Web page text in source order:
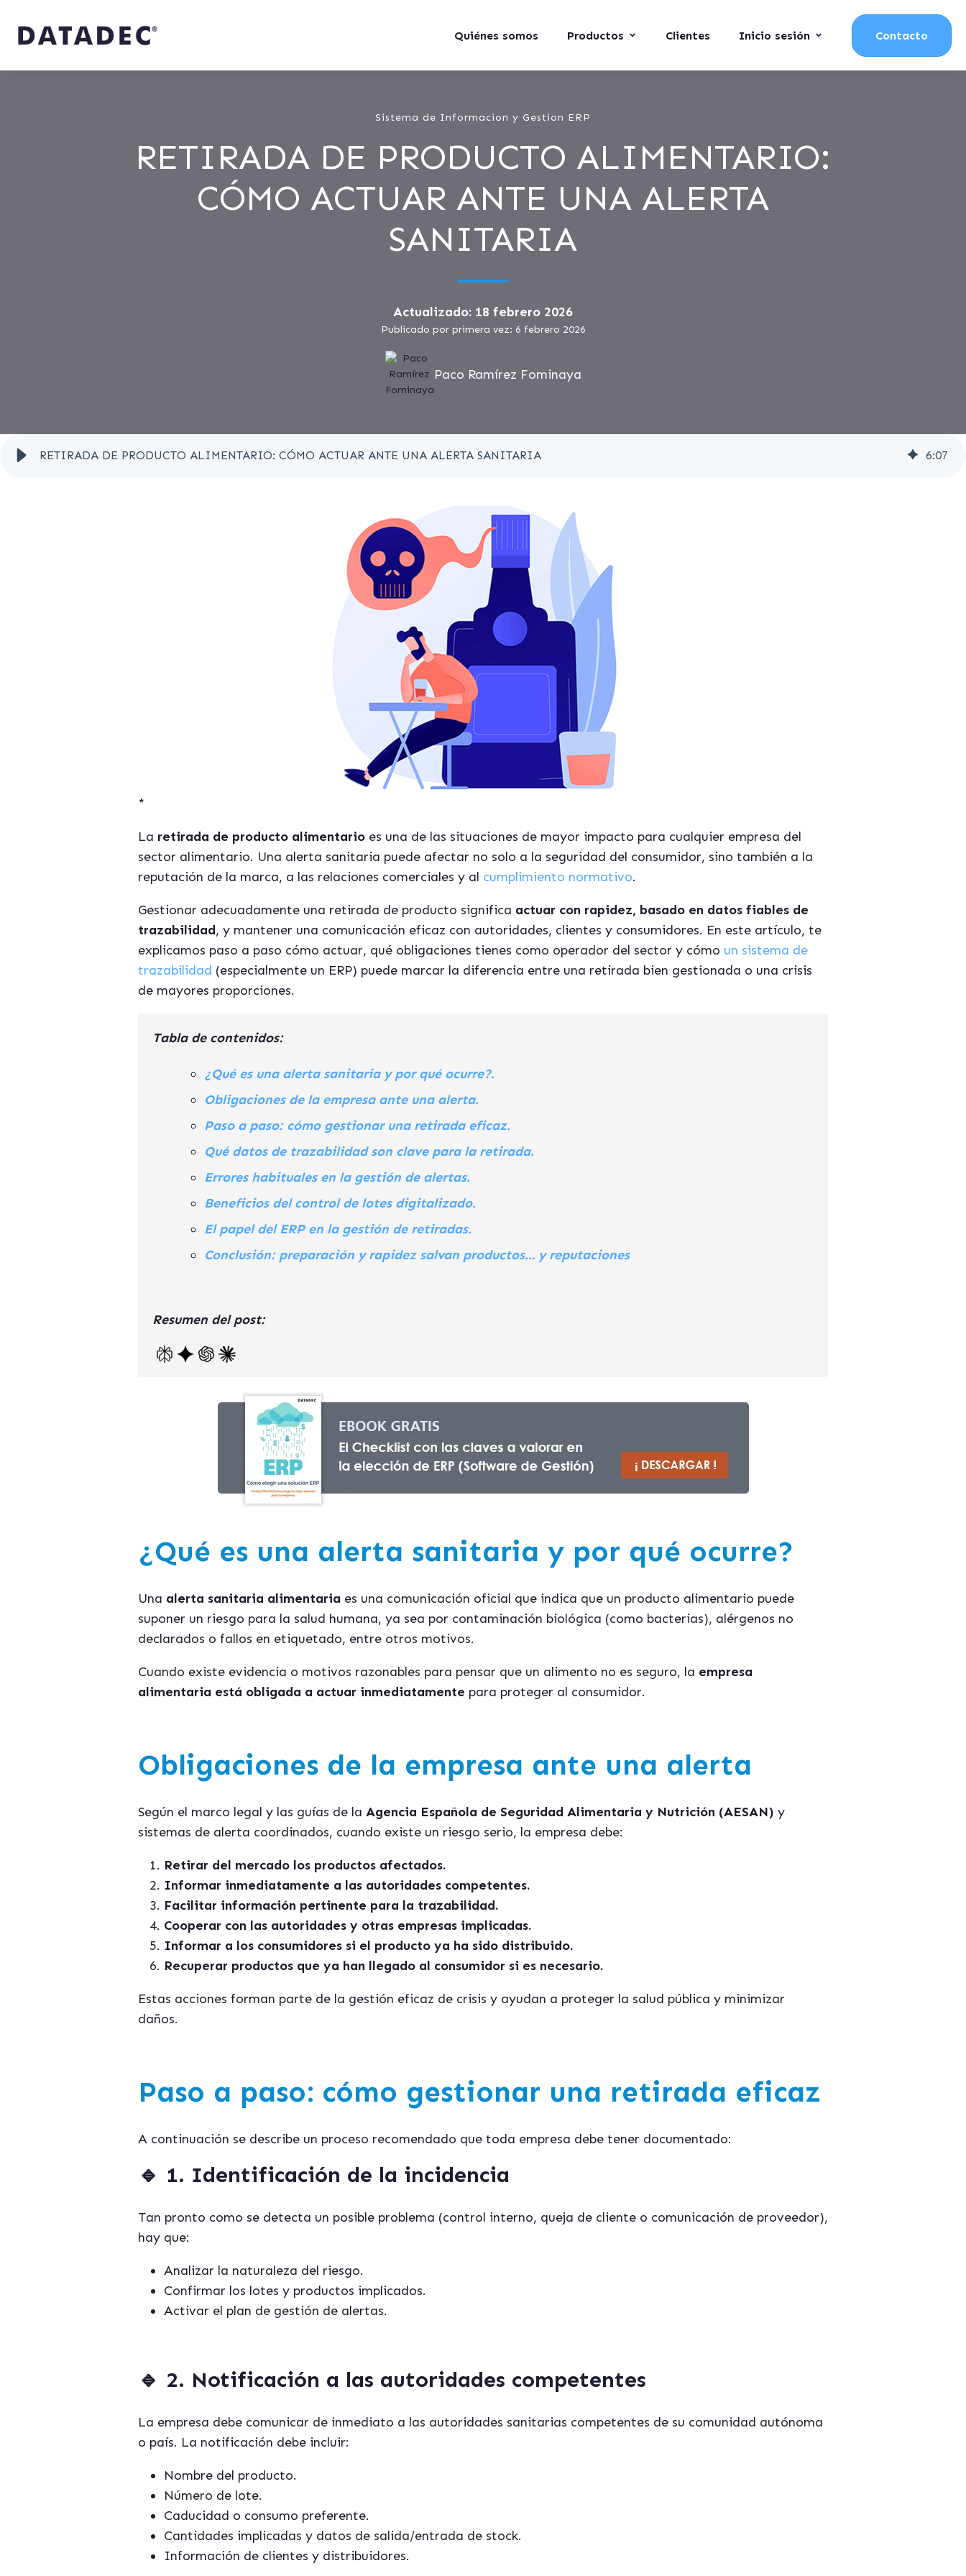
Quiénes somos Productos Clientes Inicio sesión Contacto
Sistema de Informacion y Gestion ERP
RETIRADA DE PRODUCTO ALIMENTARIO:
CÓMO ACTUAR ANTE UNA ALERTA
SANITARIA
Actualizado: 18 febrero 2026
Publicado por primera vez: 6 febrero 2026
Paco Ramírez Fominaya
RETIRADA DE PRODUCTO ALIMENTARIO: CÓMO ACTUAR ANTE UNA ALERTA SANITARIA 6:07
*
La retirada de producto alimentario es una de las situaciones de mayor impacto para cualquier empresa del
sector alimentario. Una alerta sanitaria puede afectar no solo a la seguridad del consumidor, sino también a la
reputación de la marca, a las relaciones comerciales y al cumplimiento normativo.
Gestionar adecuadamente una retirada de producto significa actuar con rapidez, basado en datos fiables de
trazabilidad, y mantener una comunicación eficaz con autoridades, clientes y consumidores. En este artículo, te
explicamos paso a paso cómo actuar, qué obligaciones tienes como operador del sector y cómo un sistema de
trazabilidad (especialmente un ERP) puede marcar la diferencia entre una retirada bien gestionada o una crisis
de mayores proporciones.
Tabla de contenidos:
¿Qué es una alerta sanitaria y por qué ocurre?.
Obligaciones de la empresa ante una alerta.
Paso a paso: cómo gestionar una retirada eficaz.
Qué datos de trazabilidad son clave para la retirada.
Errores habituales en la gestión de alertas.
Beneficios del control de lotes digitalizado.
El papel del ERP en la gestión de retiradas.
Conclusión: preparación y rapidez salvan productos… y reputaciones
Resumen del post:
¿Qué es una alerta sanitaria y por qué ocurre?
Una alerta sanitaria alimentaria es una comunicación oficial que indica que un producto alimentario puede
suponer un riesgo para la salud humana, ya sea por contaminación biológica (como bacterias), alérgenos no
declarados o fallos en etiquetado, entre otros motivos.
Cuando existe evidencia o motivos razonables para pensar que un alimento no es seguro, la empresa
alimentaria está obligada a actuar inmediatamente para proteger al consumidor.
Obligaciones de la empresa ante una alerta
Según el marco legal y las guías de la Agencia Española de Seguridad Alimentaria y Nutrición (AESAN) y
sistemas de alerta coordinados, cuando existe un riesgo serio, la empresa debe:
Retirar del mercado los productos afectados.
Informar inmediatamente a las autoridades competentes.
Facilitar información pertinente para la trazabilidad.
Cooperar con las autoridades y otras empresas implicadas.
Informar a los consumidores si el producto ya ha sido distribuido.
Recuperar productos que ya han llegado al consumidor si es necesario.
Estas acciones forman parte de la gestión eficaz de crisis y ayudan a proteger la salud pública y minimizar
daños.
Paso a paso: cómo gestionar una retirada eficaz
A continuación se describe un proceso recomendado que toda empresa debe tener documentado:
🔹 1. Identificación de la incidencia
Tan pronto como se detecta un posible problema (control interno, queja de cliente o comunicación de proveedor),
hay que:
Analizar la naturaleza del riesgo.
Confirmar los lotes y productos implicados.
Activar el plan de gestión de alertas.
🔹 2. Notificación a las autoridades competentes
La empresa debe comunicar de inmediato a las autoridades sanitarias competentes de su comunidad autónoma
o país. La notificación debe incluir:
Nombre del producto.
Número de lote.
Caducidad o consumo preferente.
Cantidades implicadas y datos de salida/entrada de stock.
Información de clientes y distribuidores.